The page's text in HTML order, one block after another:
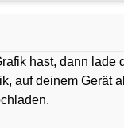
hast, dann
auf deinem